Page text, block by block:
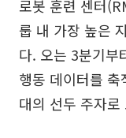
로봇 훈련 센터
룹 내 가장 높은
다. 오는 3분기부
행동 데이터를
대의 선두 주자